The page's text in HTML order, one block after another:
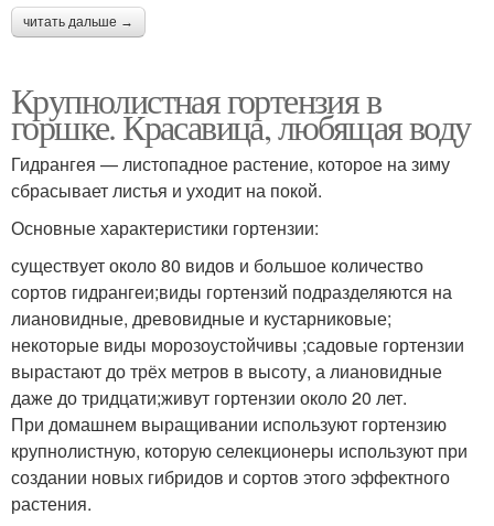
читать дальше →
Крупнолистная гортензия в
горшке. Красавица, любящая воду
Гидрангея — листопадное растение, которое на зиму
сбрасывает листья и уходит на покой.
Основные характеристики гортензии:
существует около 80 видов и большое количество
сортов гидрангеи;виды гортензий подразделяются на
лиановидные, древовидные и кустарниковые;
некоторые виды морозоустойчивы ;садовые гортензии
вырастают до трёх метров в высоту, а лиановидные
даже до тридцати;живут гортензии около 20 лет.
При домашнем выращивании используют гортензию
крупнолистную, которую селекционеры используют при
создании новых гибридов и сортов этого эффектного
растения.